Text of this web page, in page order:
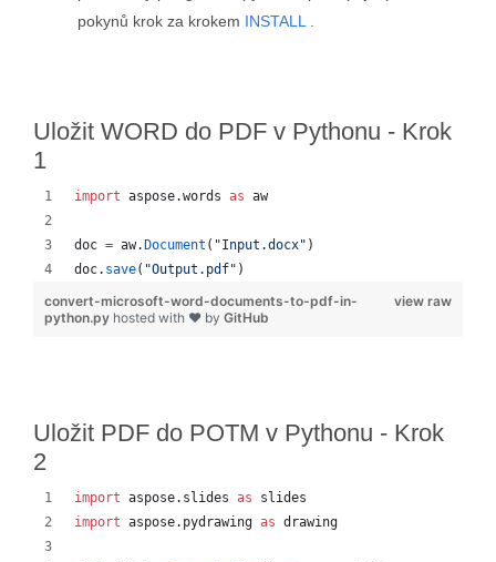
pokynů krok za krokem INSTALL
Uložit WORD do PDF v Pythonu - Krok
1
import aspose.words as aw
doc = aw. Document ( "Input.docx" )
doc. save( "Output.pdf" )
view raw
convert-microsoft-word-documents-to-pdf-in-
python.py hosted with ❤ by GitHub
Uložit PDF do POTM v Pythonu - Krok
2
import aspose. slides as
slides
import aspose. pydrawing as drawing